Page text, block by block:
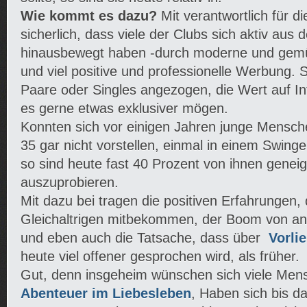
Wie kommt es dazu? Mit verantwortlich für
sicherlich, dass viele der Clubs sich aktiv aus
hinausbewegt haben -durch moderne und
und viel positive und professionelle Werbung.
Paare oder Singles angezogen, die Wert auf
es gerne etwas exklusiver mögen.
Konnten sich vor einigen Jahren junge
35 gar nicht vorstellen, einmal in einem
so sind heute fast 40 Prozent von ihnen
auszuprobieren.
Mit dazu bei tragen die positiven Erfahrungen,
Gleichaltrigen mitbekommen, der Boom von
und eben auch die Tatsache, dass über
heute viel offener gesprochen wird, als früher.
Gut, denn insgeheim wünschen sich viele
Abenteuer im Liebesleben, Haben sich bis